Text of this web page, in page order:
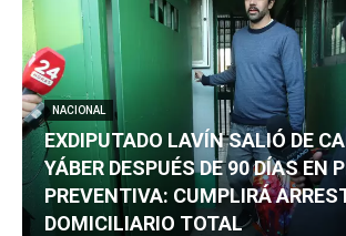
NACIONAL
EXDIPUTADO LAVÍN SALIÓ DE
YÁBER DESPUÉS DE 90 DÍAS EN
PREVENTIVA: CUMPLIRÁ
DOMICILIARIO TOTAL